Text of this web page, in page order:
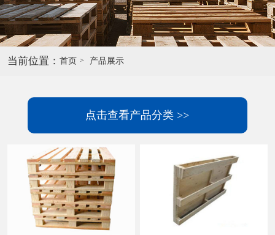
当前位置： 首页 产品展示
点击查看产品分类 >>